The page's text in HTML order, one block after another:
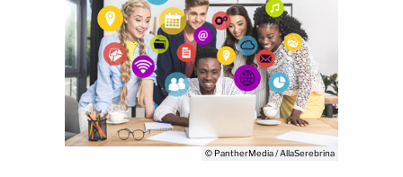
© PantherMedia / AllaSerebrina